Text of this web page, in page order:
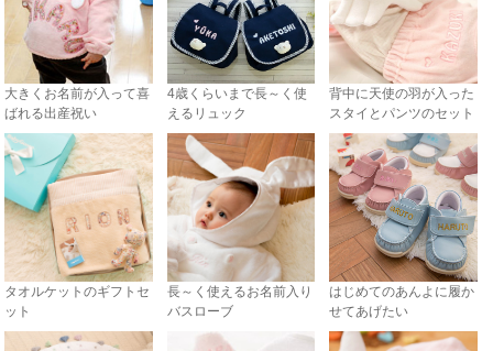
大きくお名前が入って喜
ばれる出産祝い
4歳くらいまで長～く使
えるリュック
背中に天使の羽が入った
スタイとパンツのセット
タオルケットのギフトセ
ット
長～く使えるお名前入り
バスローブ
はじめてのあんよに履か
せてあげたい